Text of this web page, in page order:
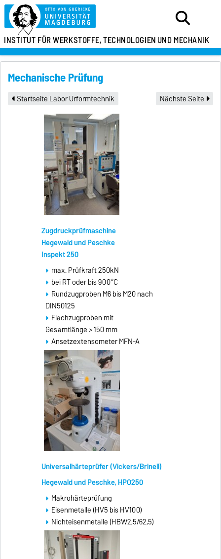
INSTITUT FÜRWERKSTOFFE, TECHNOLOGIENUND MECHANIK
Mechanische Prüfung
Startseite Labor Urformtechnik Nächste Seite
Zugdruckprüfmaschine
Hegewald und Peschke
Inspekt 250
max. Prüfkraft 250kN
bei RT oder bis 900°C
Rundzugproben M6 bis M20 nach
DIN50125
Flachzugproben mit
Gesamtlänge > 150 mm
Ansetzextensometer MFN-A
Universalhärteprüfer (Vickers/Brinell)
Hegewald und Peschke, HPO250
Makrohärteprüfung
Eisenmetalle (HV5 bis HV100)
Nichteisenmetalle (HBW2,5/62,5)